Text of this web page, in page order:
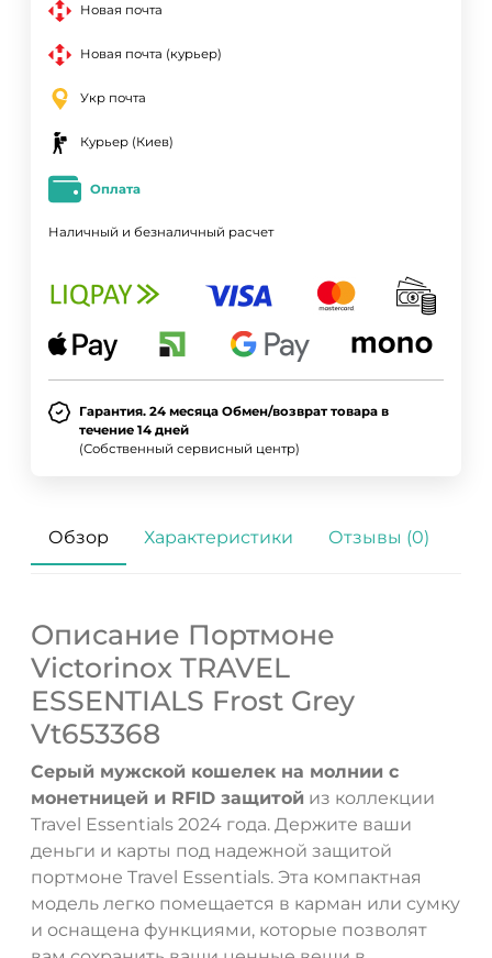
Новая почта
Новая почта (курьер)
Укр почта
Курьер (Киев)
Оплата
Наличный и безналичный расчет
Гарантия. 24 месяца Обмен/возврат товара в
течение 14 дней
(Собственный сервисный центр)
Обзор Характеристики Отзывы (0)
Описание Портмоне
Victorinox TRAVEL
ESSENTIALS Frost Grey
Vt653368
Серый мужской кошелек на молнии с
монетницей и RFID защитой из коллекции
Travel Essentials 2024 года. Держите ваши
деньги и карты под надежной защитой
портмоне Travel Essentials. Эта компактная
модель легко помещается в карман или сумку
и оснащена функциями, которые позволят